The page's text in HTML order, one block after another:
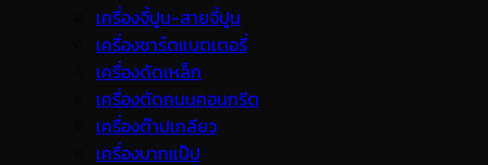
เครื่องจี้ปูน-สายจี้ปูน
เครื่องชาร์ตแบตเตอรี่
เครื่องดัดเหล็ก
เครื่องตัดถนนคอนกรีต
เครื่องต๊าปเกลียว
เครื่องบากแป๊ป